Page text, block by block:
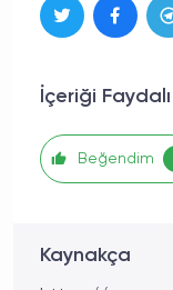
İçeriği
Beğendim
Kaynakça